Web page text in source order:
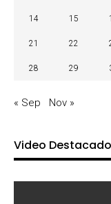
14 15
21 22
28 29
« Sep Nov »
Video Destacado